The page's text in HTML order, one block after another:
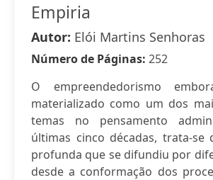
Empiria
Autor: Elói Martins Senhoras
Número de Páginas: 252
O empreendedorismo
materializado como um dos
temas no pensamento
últimas cinco décadas, trata-se
profunda que se difundiu por
desde a conformação dos